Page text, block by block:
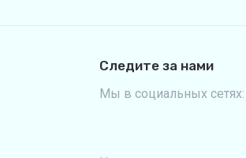
Следите за нами
Мы в социальных сетях: